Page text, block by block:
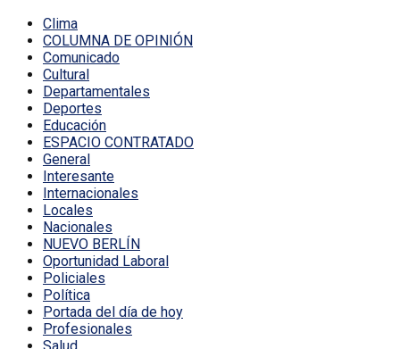
Clima
COLUMNA DE OPINIÓN
Comunicado
Cultural
Departamentales
Deportes
Educación
ESPACIO CONTRATADO
General
Interesante
Internacionales
Locales
Nacionales
NUEVO BERLÍN
Oportunidad Laboral
Policiales
Política
Portada del día de hoy
Profesionales